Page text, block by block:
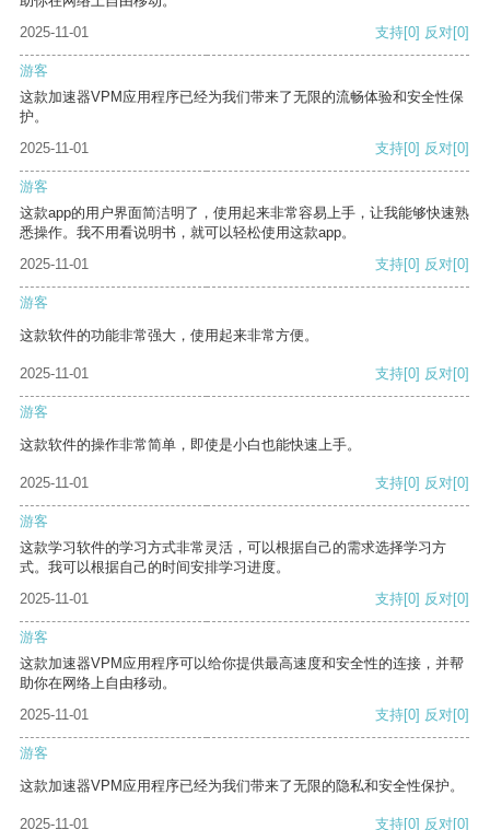
2025-11-01
支持[0] 反对[0]
游客
这款加速器VPM应用程序已经为我们带来了无限的流畅体验和安全性保
护。
2025-11-01
支持[0] 反对[0]
游客
这款app的用户界面简洁明了，使用起来非常容易上手，让我能够快速熟
悉操作。我不用看说明书，就可以轻松使用这款app。
2025-11-01
支持[0] 反对[0]
游客
这款软件的功能非常强大，使用起来非常方便。
2025-11-01 支持[0] 反对[0]
游客
这款软件的操作非常简单，即使是小白也能快速上手。
2025-11-01 支持[0] 反对[0]
游客
这款学习软件的学习方式非常灵活，可以根据自己的需求选择学习方
式。我可以根据自己的时间安排学习进度。
2025-11-01
支持[0] 反对[0]
游客
这款加速器VPM应用程序可以给你提供最高速度和安全性的连接，并帮
助你在网络上自由移动。
2025-11-01
支持[0] 反对[0]
游客
这款加速器VPM应用程序已经为我们带来了无限的隐私和安全性保护。
2025-11-01 支持[0] 反对[0]